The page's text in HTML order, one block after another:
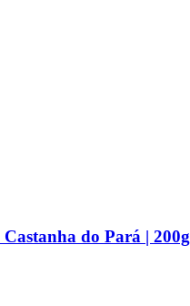
do Pará | 200g